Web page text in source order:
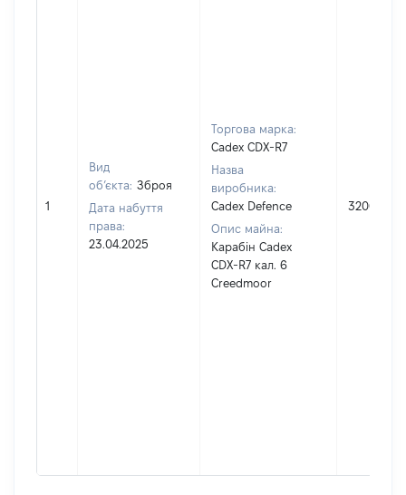
1
Вид
об’єкта: Зброя
Дата набуття
права:
23.04.2025
Торгова марка:
Cadex CDX-R7
Назва
виробника:
Cadex Defence
Опис майна:
Карабін Cadex
CDX-R7 кал. 6
Creedmoor
320000